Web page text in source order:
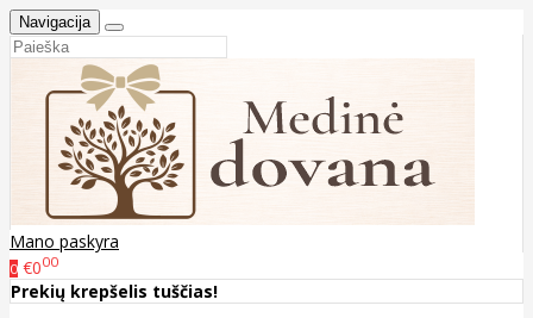
Navigacija
Mano paskyra
0 €000
Prekių krepšelis tuščias!